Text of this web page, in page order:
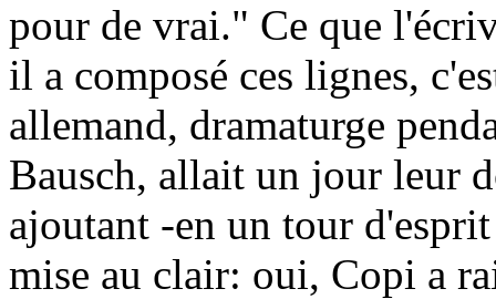
pour de vrai." Ce que
il a composé ces lignes,
allemand, dramaturge
Bausch, allait un jour leur
ajoutant -en un tour
mise au clair: oui, Copi a